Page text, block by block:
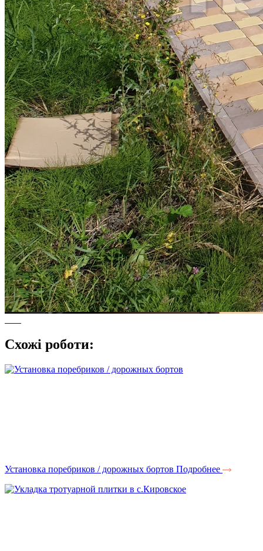
Схожі роботи:
Установка поребриков / дорожных бортов Подробнее